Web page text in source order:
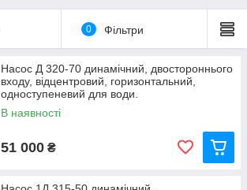
0 Фільтри
Насос Д 320-70 динамічний, двостороннього
входу, відцентровий, горизонтальний,
одноступеневий для води.
В наявності
51 000 ₴